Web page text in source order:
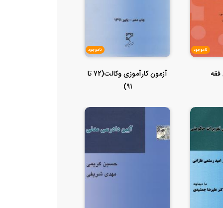
ناموجود ناموجود
آزمون کارآموزی وکالت(72 تا
91)